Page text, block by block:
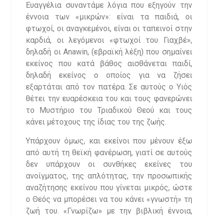
Ευαγγέλια συναντάμε λόγια που εξηγούν την
έννοια των «μικρών»: είναι τα παιδιά, οι
φτωχοί, οι αναγκεμένοι, είναι οι ταπεινοί στην
καρδιά, οι λεγόμενοι «φτωχοί του Γιαχβέ»,
δηλαδή οι Anawin, (εβραϊκή λέξη) που σημαίνει
εκείνος που κατά βάθος αισθάνεται παιδί,
δηλαδή εκείνος ο οποίος για να ζήσει
εξαρτάται από τον πατέρα. Σε αυτούς ο Υιός
θέτει την ευαρέσκεια του και τους φανερώνει
το Μυστήριο του Τριαδικού Θεού και τους
κάνει μέτοχους της ίδιας του της ζωής.
Υπάρχουν όμως, και εκείνοι που μένουν έξω
από αυτή τη θεϊκή φανέρωση, γιατί σε αυτούς
δεν υπάρχουν οι συνθήκες εκείνες του
ανοίγματος, της απλότητας, την προσωπικής
αναζήτησης εκείνου που γίνεται μικρός, ώστε
ο Θεός να μπορέσει να του κάνει «γνωστή» τη
ζωή του. «Γνωρίζω» με την βιβλική έννοια,